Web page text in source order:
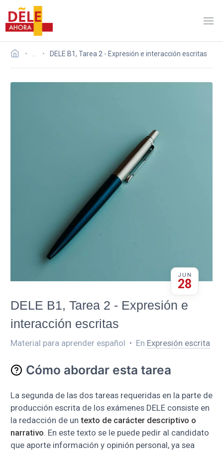
DELE B1, Tarea 2 - Expresión e interacción escritas
JUN
28
DELE B1, Tarea 2 - Expresión e
interacción escritas
Material para aprender español • En Expresión escrita
Cómo abordar esta tarea
La segunda de las dos tareas requeridas en la parte de
producción escrita de los exámenes DELE consiste en
la redacción de un texto de carácter descriptivo o
narrativo. En este texto se le puede pedir al candidato
que aporte información y opinión personal, ya sea